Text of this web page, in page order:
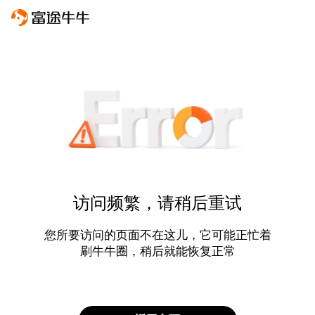
访问频繁，请稍后重试
您所要访问的页面不在这儿，它可能正忙着
刷牛牛圈，稍后就能恢复正常